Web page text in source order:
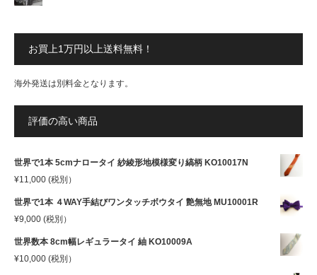
お買上1万円以上送料無料！
海外発送は別料金となります。
評価の高い商品
世界で1本 5cmナロータイ 紗綾形地模様変り縞柄 KO10017N
¥11,000 (税別）
世界で1本 ４WAY手結びワンタッチボウタイ 艶無地 MU10001R
¥9,000 (税別）
世界数本 8cm幅レギュラータイ 紬 KO10009A
¥10,000 (税別）